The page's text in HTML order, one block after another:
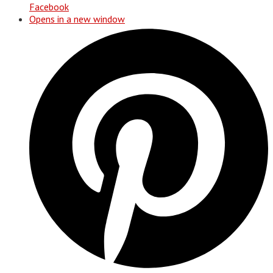
Facebook
Opens in a new window